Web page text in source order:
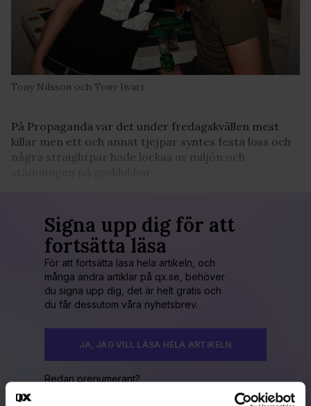
Tony Nilsson och Tony Iivari
På Propaganda var det under fredagskvällen mest
killar men ett och annat tjejpar syntes festa loss och
några straightpar hade lockas av miljön och
Signa upp dig för att
fortsätta läsa
För att fortsätta läsa hela artikeln, och
många andra artiklar på qx.se, behöver
du signa upp dig, det är helt gratis och
du får dessutom våra nyhetsbrev.
JA, JAG VILL LÄSA HELA ARTIKELN
Redan prenumerant?